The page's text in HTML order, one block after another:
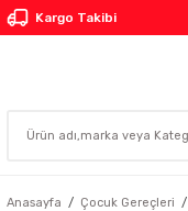
Kargo Takibi
Anasayfa Çocuk Gereçleri